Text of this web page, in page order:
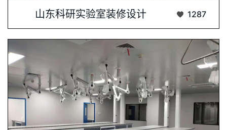
山东科研实验室装修设计 1287